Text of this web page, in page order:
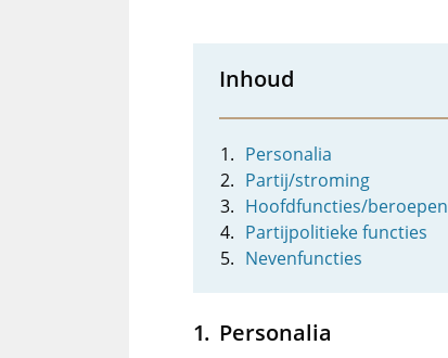
Inhoud
Personalia
Partij/stroming
Hoofdfuncties/beroepen
Partijpolitieke functies
Nevenfuncties
Personalia